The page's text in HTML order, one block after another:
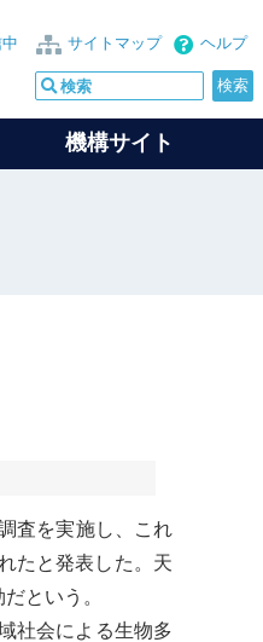
ヘルプ
サイトマップ
機構サイト
査を実施し、これ
たと発表した。天
という。
社会による生物多